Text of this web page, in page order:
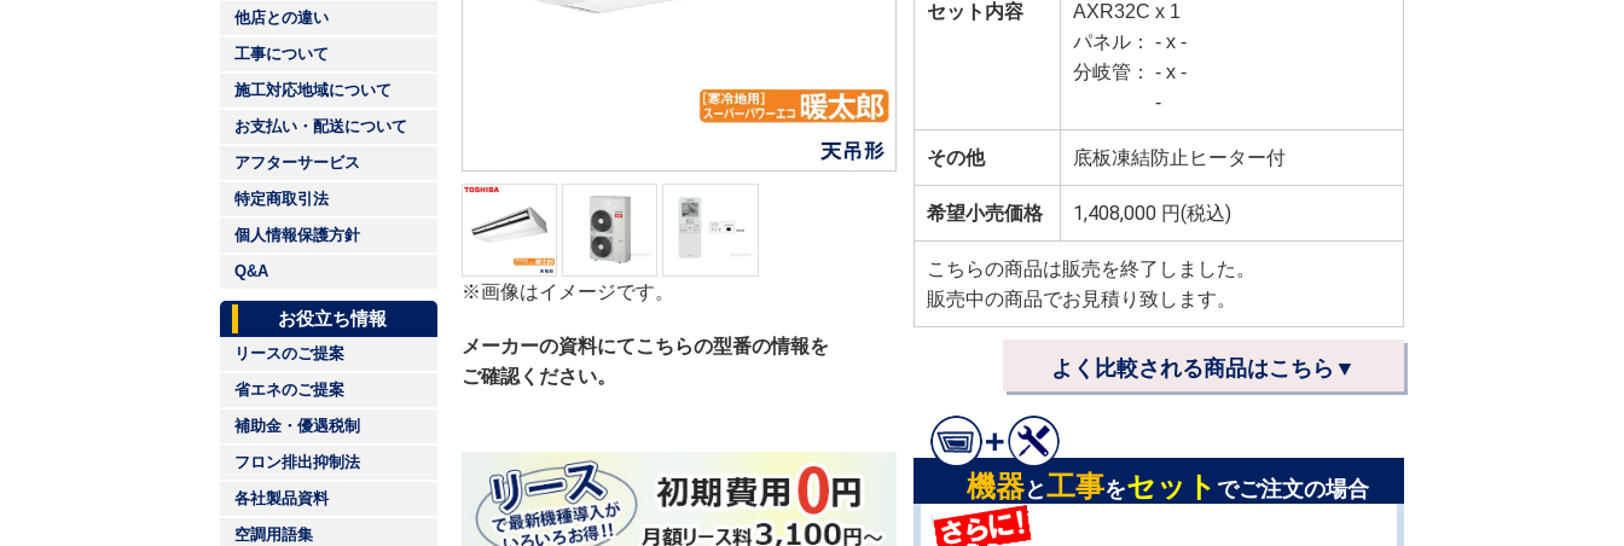
他店との違い
工事について
施工対応地域について
お支払い・配送について
アフターサービス
特定商取引法
個人情報保護方針
Q&A
お役立ち情報
リースのご提案
省エネのご提案
補助金・優遇税制
フロン排出抑制法
各社製品資料
空調用語集
※画像はイメージです。
メーカーの資料にてこちらの型番の情報を
ご確認ください。
セット内容
AXR32C x 1
パネル： - x -
分岐管： - x -
-
その他 底板凍結防止ヒーター付
希望小売価格 1,408,000 円(税込)
こちらの商品は販売を終了しました。
販売中の商品でお見積り致します。
よく比較される商品はこちら▼
機器と工事をセット でご注文の場合